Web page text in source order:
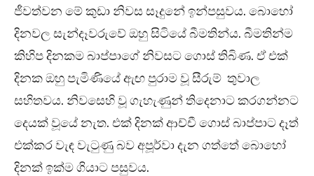
ජීවත්වන මේ කුඩා නිවස සෑදුනේ ඉන්පසුවය. බොහෝ
දිනවල සැන්දෑවරුවේ ඔහු සිටියේ බීමතින්ය. බීමතින්ම
කිහිප දිනකම බාප්පාගේ නිවසට ගොස් තිබිණ. ඒ එක්
දිනක ඔහු පැමිණියේ ඇඟ පුරාම වූ සීරුම් තුවාල
සහිතවය. නිවසෙහි වූ ගැහැණුන් තිදෙනාට කරගන්නට
දෙයක් වූයේ නැත. එක් දිනක් ආච්චී ගොස් බාප්පාට දෑත්
එක්කර වැඳ වැටුණු බව අපූර්වා දැන ගත්තේ බොහෝ
දිනක් ඉක්ම ගියාට පසුවය.